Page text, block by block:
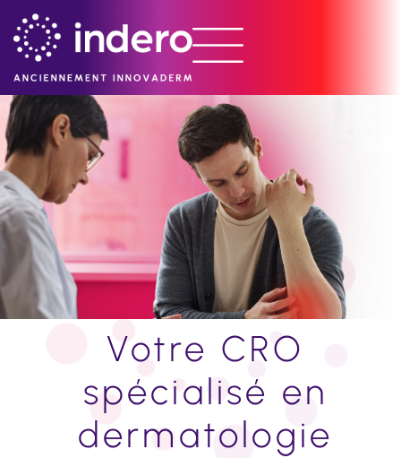
Votre CRO
spécialisé en
dermatologie